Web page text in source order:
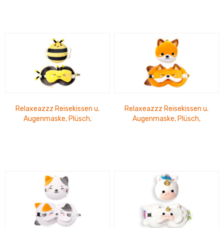
Relaxeazzz Reisekissen u.
Augenmaske, Plüsch,
Relaxeazzz Reisekissen u.
Augenmaske, Plüsch,